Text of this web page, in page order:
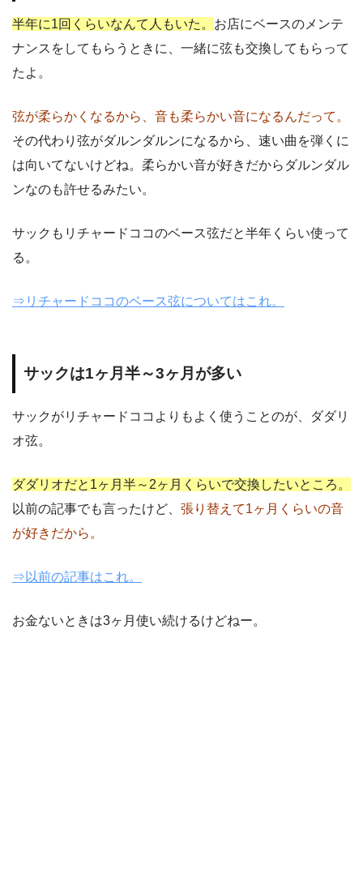
半年に1回くらいなんて人もいた。 お店にベースのメンテ
ナンスをしてもらうときに、一緒に弦も交換してもらって
たよ。
弦が柔らかくなるから、音も柔らかい音になるんだって。
その代わり弦がダルンダルンになるから、速い曲を弾くに
は向いてないけどね。柔らかい音が好きだからダルンダル
ンなのも許せるみたい。
サックもリチャードココのベース弦だと半年くらい使って
る。
⇒リチャードココのベース弦についてはこれ。
サックは1ヶ月半～3ヶ月が多い
サックがリチャードココよりもよく使うことのが、ダダリ
オ弦。
ダダリオだと1ヶ月半～2ヶ月くらいで交換したいところ。
以前の記事でも言ったけど、 張り替えて1ヶ月くらいの音
が好きだから。
⇒以前の記事はこれ。
お金ないときは3ヶ月使い続けるけどねー。